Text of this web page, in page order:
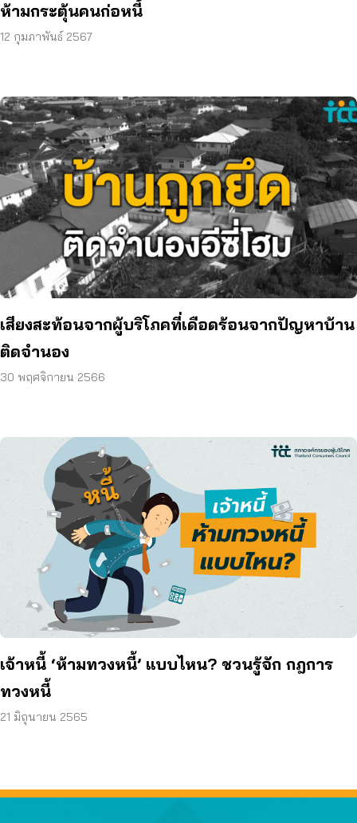
ห้ามกระตุ้นคนก่อหนี้
12 กุมภาพันธ์ 2567
เสียงสะท้อนจากผู้บริโภคที่เดือดร้อนจากปัญหาบ้าน
ติดจำนอง
30 พฤศจิกายน 2566
เจ้าหนี้ ‘ห้ามทวงหนี้’ แบบไหน? ชวนรู้จัก กฎการ
ทวงหนี้
21 มิถุนายน 2565